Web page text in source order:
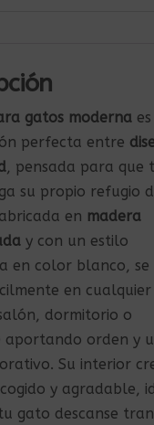
gatos modernaes
perfecta entre
, pensada para que
su propio refugio
en madera
y con un estilo
en color blanco, se
en cualquier
dormitorio o
aportando orden y
Su interior
y agradable,
gato descanse